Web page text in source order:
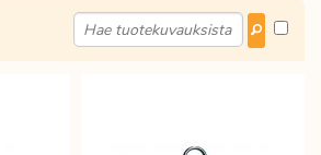
liitinrasiat paperiliittimille ja
klemmareille.